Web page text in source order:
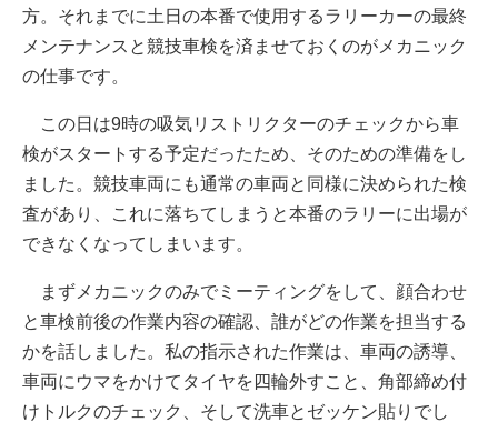
方。それまでに土日の本番で使用するラリーカーの最終
メンテナンスと競技車検を済ませておくのがメカニック
の仕事です。
この日は9時の吸気リストリクターのチェックから車
検がスタートする予定だったため、そのための準備をし
ました。競技車両にも通常の車両と同様に決められた検
査があり、これに落ちてしまうと本番のラリーに出場が
できなくなってしまいます。
まずメカニックのみでミーティングをして、顔合わせ
と車検前後の作業内容の確認、誰がどの作業を担当する
かを話しました。私の指示された作業は、車両の誘導、
車両にウマをかけてタイヤを四輪外すこと、角部締め付
けトルクのチェック、そして洗車とゼッケン貼りでし